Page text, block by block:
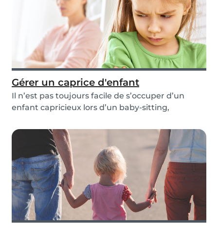
Gérer un caprice d'enfant
Il n’est pas toujours facile de s’occuper d’un
enfant capricieux lors d’un baby-sitting,